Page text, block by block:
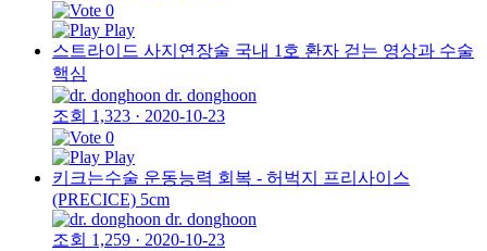
0
Play
스트라이드 사지연장술 국내 1호 환자 걷는 영상과 수술
핵심
dr. donghoon
조회 1,323 · 2020-10-23
0
Play
키크는수술 운동능력 회복 - 허벅지 프리사이스
(PRECICE) 5cm
dr. donghoon
조회 1,259 · 2020-10-23